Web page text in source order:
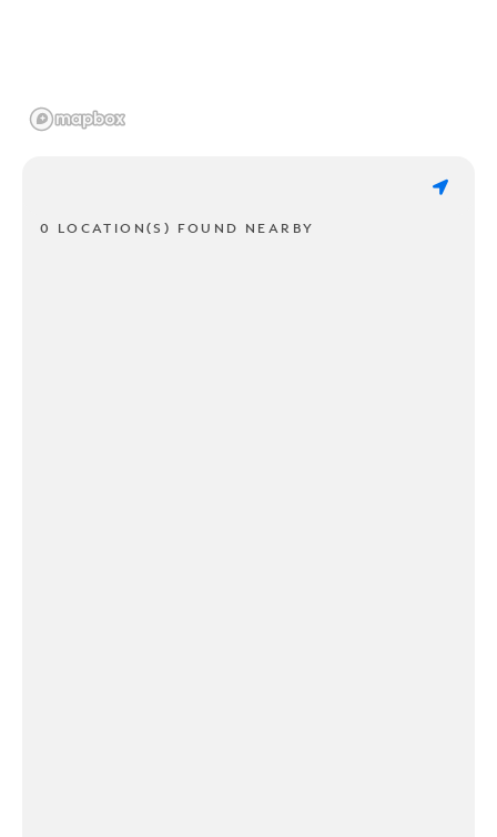
0 LOCATION(S) FOUND NEARBY